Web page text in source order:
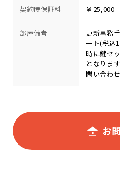
契約時保証料 ￥25,000
部屋備考
更新事務
ート(税込
時に鍵セ
となりま
問い合わ
お